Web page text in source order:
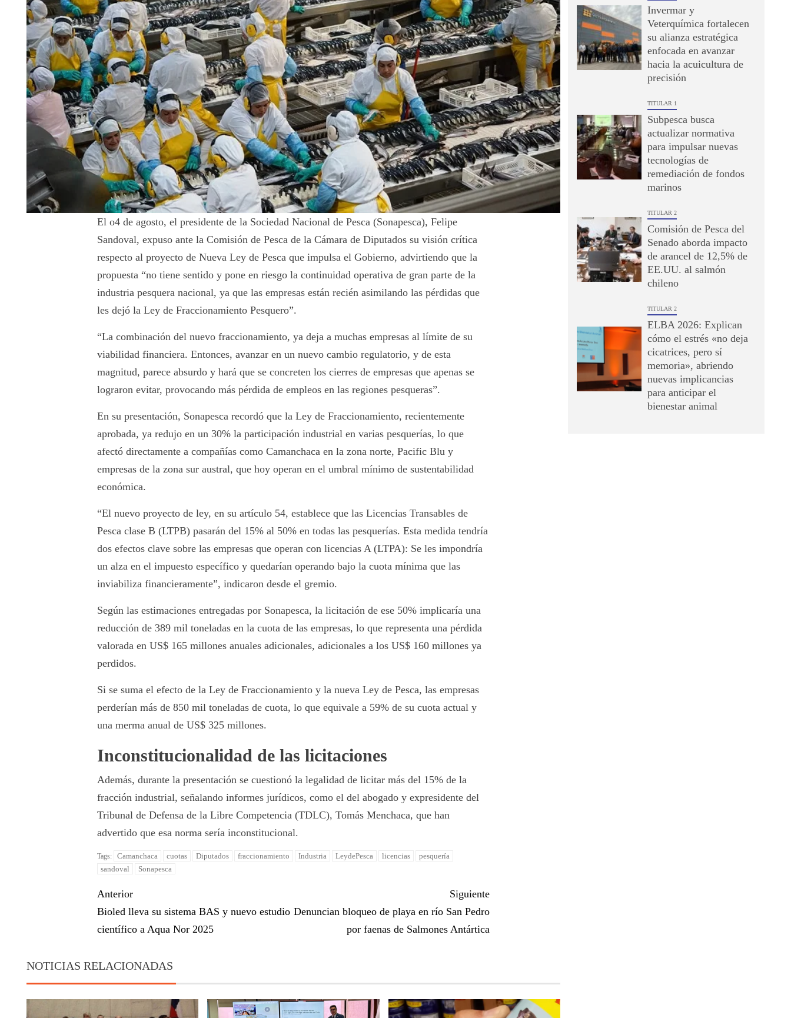
El o4 de agosto, el presidente de la Sociedad Nacional de Pesca (Sonapesca), Felipe
Sandoval, expuso ante la Comisión de Pesca de la Cámara de Diputados su visión crítica
respecto al proyecto de Nueva Ley de Pesca que impulsa el Gobierno, advirtiendo que la
propuesta “no tiene sentido y pone en riesgo la continuidad operativa de gran parte de la
industria pesquera nacional, ya que las empresas están recién asimilando las pérdidas que
les dejó la Ley de Fraccionamiento Pesquero”.
“La combinación del nuevo fraccionamiento, ya deja a muchas empresas al límite de su
viabilidad financiera. Entonces, avanzar en un nuevo cambio regulatorio, y de esta
magnitud, parece absurdo y hará que se concreten los cierres de empresas que apenas se
lograron evitar, provocando más pérdida de empleos en las regiones pesqueras”.
En su presentación, Sonapesca recordó que la Ley de Fraccionamiento, recientemente
aprobada, ya redujo en un 30% la participación industrial en varias pesquerías, lo que
afectó directamente a compañías como Camanchaca en la zona norte, Pacific Blu y
empresas de la zona sur austral, que hoy operan en el umbral mínimo de sustentabilidad
económica.
“El nuevo proyecto de ley, en su artículo 54, establece que las Licencias Transables de
Pesca clase B (LTPB) pasarán del 15% al 50% en todas las pesquerías. Esta medida tendría
dos efectos clave sobre las empresas que operan con licencias A (LTPA): Se les impondría
un alza en el impuesto específico y quedarían operando bajo la cuota mínima que las
inviabiliza financieramente”, indicaron desde el gremio.
Según las estimaciones entregadas por Sonapesca, la licitación de ese 50% implicaría una
reducción de 389 mil toneladas en la cuota de las empresas, lo que representa una pérdida
valorada en US$ 165 millones anuales adicionales, adicionales a los US$ 160 millones ya
perdidos.
Si se suma el efecto de la Ley de Fraccionamiento y la nueva Ley de Pesca, las empresas
perderían más de 850 mil toneladas de cuota, lo que equivale a 59% de su cuota actual y
una merma anual de US$ 325 millones.
Inconstitucionalidad de las licitaciones
Además, durante la presentación se cuestionó la legalidad de licitar más del 15% de la
fracción industrial, señalando informes jurídicos, como el del abogado y expresidente del
Tribunal de Defensa de la Libre Competencia (TDLC), Tomás Menchaca, que han
advertido que esa norma sería inconstitucional.
Tags: Camanchaca cuotas Diputados fraccionamiento Industria LeydePesca licencias
pesquería
sandoval
Sonapesca
Anterior
Bioled lleva su sistema BAS y nuevo estudio
científico a Aqua Nor 2025
Siguiente
Denuncian bloqueo de playa en río San Pedro
por faenas de Salmones Antártica
NOTICIAS RELACIONADAS
Invermar y
Veterquímica fortalecen
su alianza estratégica
enfocada en avanzar
hacia la acuicultura de
precisión
TITULAR 1
Subpesca busca
actualizar normativa
para impulsar nuevas
tecnologías de
remediación de fondos
marinos
TITULAR 2
Comisión de Pesca del
Senado aborda impacto
de arancel de 12,5% de
EE.UU. al salmón
chileno
TITULAR 2
ELBA 2026: Explican
cómo el estrés «no deja
cicatrices, pero sí
memoria», abriendo
nuevas implicancias
para anticipar el
bienestar animal